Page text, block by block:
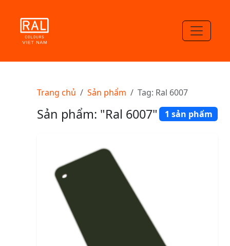
Trang chủ Sản phẩm Tag: Ral 6007
Sản phẩm: "Ral 6007" 1 sản phẩm